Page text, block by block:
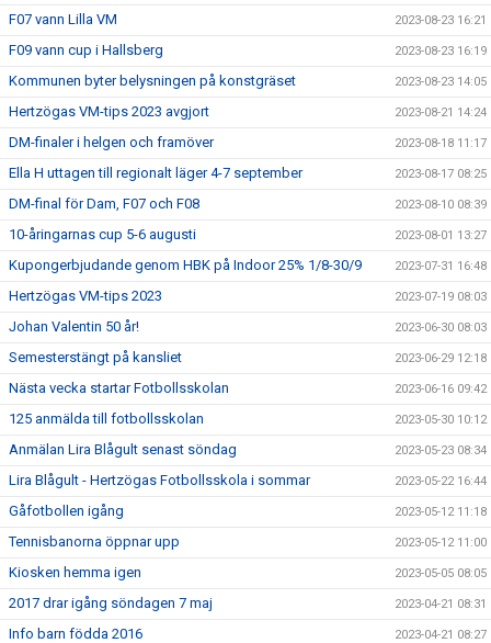
F07 vann Lilla VM 2023-08-23 16:21
F09 vann cup i Hallsberg 2023-08-23 16:19
Kommunen byter belysningen på konstgräset 2023-08-23 14:05
Hertzögas VM-tips 2023 avgjort 2023-08-21 14:24
DM-finaler i helgen och framöver 2023-08-18 11:17
Ella H uttagen till regionalt läger 4-7 september 2023-08-17 08:25
DM-final för Dam, F07 och F08 2023-08-10 08:39
10-åringarnas cup 5-6 augusti 2023-08-01 13:27
Kupongerbjudande genom HBK på Indoor 25% 1/8-30/9 2023-07-31 16:48
Hertzögas VM-tips 2023 2023-07-19 08:03
Johan Valentin 50 år! 2023-06-30 08:03
Semesterstängt på kansliet 2023-06-29 12:18
Nästa vecka startar Fotbollsskolan 2023-06-16 09:42
125 anmälda till fotbollsskolan 2023-05-30 10:12
Anmälan Lira Blågult senast söndag 2023-05-23 08:34
Lira Blågult - Hertzögas Fotbollsskola i sommar 2023-05-22 16:44
Gåfotbollen igång 2023-05-12 11:18
Tennisbanorna öppnar upp 2023-05-12 11:00
Kiosken hemma igen 2023-05-05 08:05
2017 drar igång söndagen 7 maj 2023-04-21 08:31
Info barn födda 2016 2023-04-21 08:27